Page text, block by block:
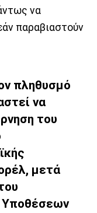
να
παραβιαστούν
πληθυσμό
να
του
μετά
Υποθέσεων